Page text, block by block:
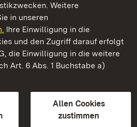
Weitere
in unseren
Ihre Einwilligung in die
und den Zugriff darauf erfolgt
die Einwilligung in die weitere
Art. 6 Abs. 1 Buchstabe a)
Allen Cookies
zustimmen
Baden‑Württemberg
Gärten Baden-Württemberg
Sprache
Seiten)